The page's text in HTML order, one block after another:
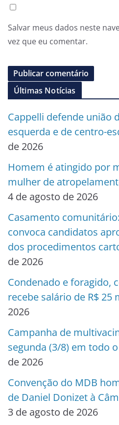
Salvar meus dados neste
vez que eu comentar.
Últimas Notícias
Cappelli defende união
esquerda e de centro-
de 2026
Homem é atingido por
mulher de
4 de agosto de 2026
Casamento
convoca candidatos
dos procedimentos
de 2026
Condenado e foragido,
recebe salário de R$ 25
2026
Campanha de
segunda (3/8) em todo
de 2026
Convenção do MDB
de Daniel Donizet à
3 de agosto de 2026